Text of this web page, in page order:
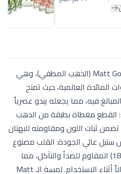
يتميز هذا الطقم بلمسة الـ Matt Gold (الذهب المطفي)، وهي
العالمية، حيث تمنح
فيه، مما يجعله يبدو عصرياً
وأنيقاً جداً. طلاء ذهب عيار 24: القطع مغطاة بطبقة من الذهب
حديثة تضمن ثبات اللون ومقاومته للبهتان
ستيل عالي الجودة: القلب مصنوع
من الستانلس ستيل (غالباً 18/10) المقاوم للصدأ والتآكل، مما
يضمن ثقلاً مثالياً في اليد واتزاناً أثناء الاستخدام. لمسة الـ Matt